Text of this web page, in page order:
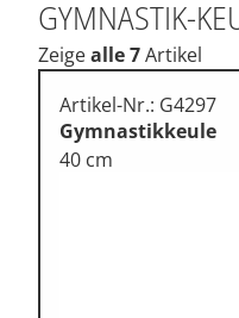
GYMNASTIK-
Zeigealle 7Artikel
Artikel-Nr.: G4297
Gymnastikkeule
40 cm